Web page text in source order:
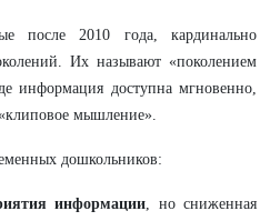
после 2010 года, кардинально
Их называют «поколением
информация доступна мгновенно,
мышление».
дошкольников:
информации, но сниженная